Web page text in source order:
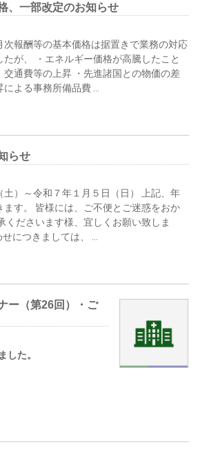
、一部改定のお知らせ
次報酬等の基本価格は据置きで業務の対応
が、 ・エネルギー価格が高騰したこと
交通費等の上昇 ・先進諸国との物価の差
よる事務所備品費 …
らせ
）～令和７年１月５日（日） 上記、年
す。 皆様には、ご不便とご迷惑をおか
くださいます様、宜しくお願い致しま
につきましては、 …
ー（第26回）・ご
した。